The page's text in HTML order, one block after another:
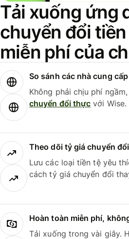
Tải xuống ứng
chuyển đổi
miễn phí của
So sánh các nhà cung
Không phải chịu phí
chuyển đổi thực với Wise.
Theo dõi tỷ giá chuyển
Lưu các loại tiền tệ yêu
cách tỷ giá chuyển đổi
Hoàn toàn miễn phí,
Tải xuống trong vài giây.